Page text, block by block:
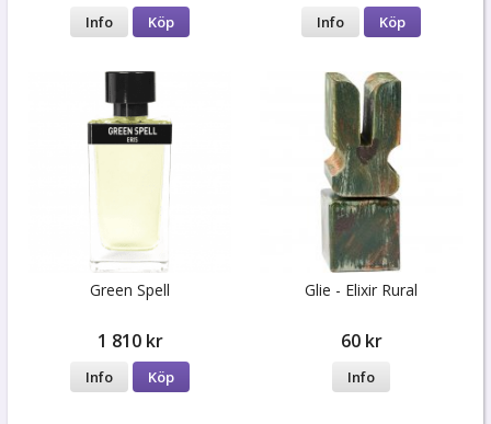
Info Köp Info Köp
Green Spell
1 810 kr
Info Köp
Glie - Elixir Rural
60 kr
Info